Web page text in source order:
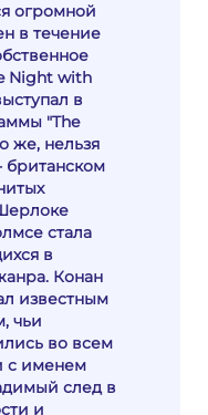
огромной
в течение
Night with
в
"The
же, нельзя
британском
стала
в
Конан
известным
чьи
во всем
с именем
след в
и